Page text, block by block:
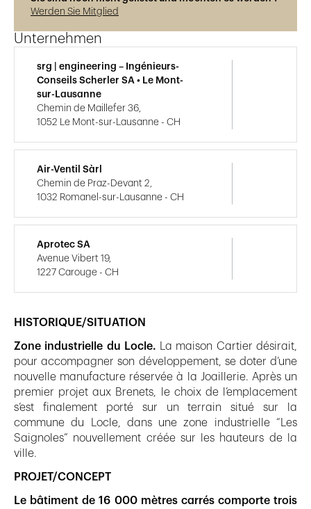
HISTORIQUE/SITUATION
Zone industrielle du Locle. La maison Cartier désirait,
pour accompagner son développement, se doter d’une
nouvelle manufacture réservée à la Joaillerie. Après un
premier projet aux Brenets, le choix de l’emplacement
s’est finalement porté sur un terrain situé sur la
commune du Locle, dans une zone industrielle “Les
Saignoles” nouvellement créée sur les hauteurs de la
ville.
PROJET/CONCEPT
Le bâtiment de 16 000 mètres carrés comporte trois
Werden Sie Mitglied
Unternehmen
srg | engineering – Ingénieurs-
Conseils Scherler SA • Le Mont-
sur-Lausanne
Chemin de Maillefer 36,
1052 Le Mont-sur-Lausanne - CH
Air-Ventil Sàrl
Chemin de Praz-Devant 2,
1032 Romanel-sur-Lausanne - CH
Aprotec SA
Avenue Vibert 19,
1227 Carouge - CH